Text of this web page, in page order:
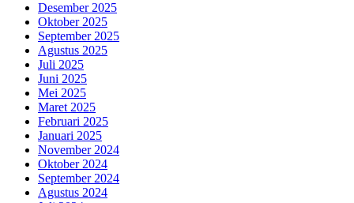
Desember 2025
Oktober 2025
September 2025
Agustus 2025
Juli 2025
Juni 2025
Mei 2025
Maret 2025
Februari 2025
Januari 2025
November 2024
Oktober 2024
September 2024
Agustus 2024